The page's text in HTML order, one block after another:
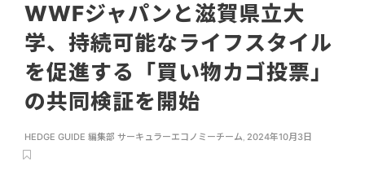
WWFジャパンと滋賀県立大
学、持続可能なライフスタイル
を促進する「買い物カゴ投票」
の共同検証を開始
HEDGE GUIDE 編集部 サーキュラーエコノミーチーム, 2024年10月3日